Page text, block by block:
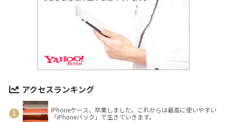
アクセスランキング
iPhoneケース、卒業しました。これからは最高に使いやすい
「iPhoneバック」で生きていきます。